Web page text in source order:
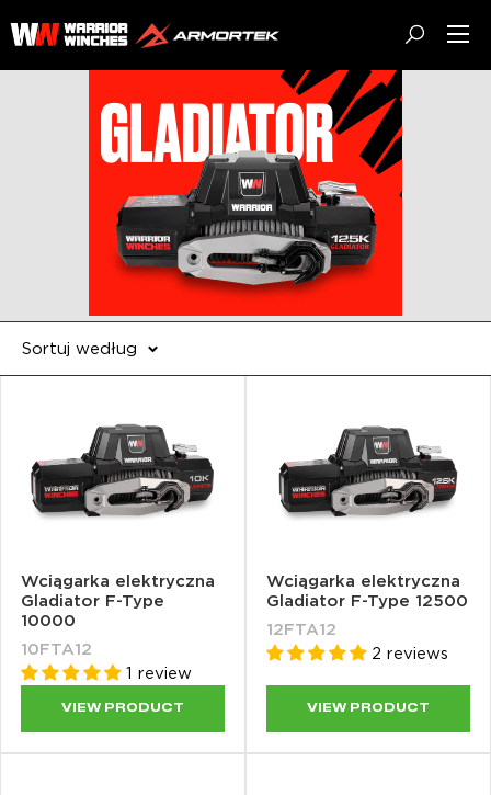
doWarrior
Sortuj według
Wciągarka elektryczna
Gladiator F-Type
10000
10FTA12
1 review
VIEW PRODUCT
Wciągarka elektryczna
Gladiator F-Type 12500
12FTA12
2 reviews
VIEW PRODUCT